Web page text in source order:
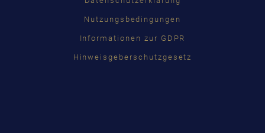
Nutzungsbedingungen
Informationen zur GDPR
Hinweisgeberschutzgesetz